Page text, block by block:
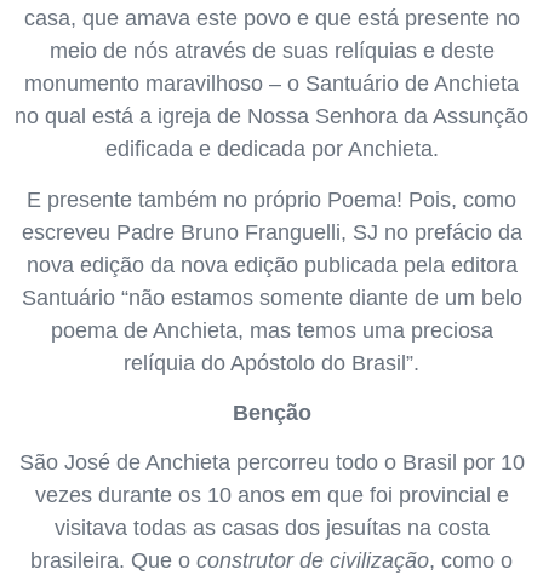
casa, que amava este povo e que está presente no
meio de nós através de suas relíquias e deste
monumento maravilhoso – o Santuário de Anchieta
no qual está a igreja de Nossa Senhora da Assunção
edificada e dedicada por Anchieta.
E presente também no próprio Poema! Pois, como
escreveu Padre Bruno Franguelli, SJ no prefácio da
nova edição da nova edição publicada pela editora
Santuário “não estamos somente diante de um belo
poema de Anchieta, mas temos uma preciosa
relíquia do Apóstolo do Brasil”.
Benção
São José de Anchieta percorreu todo o Brasil por 10
vezes durante os 10 anos em que foi provincial e
visitava todas as casas dos jesuítas na costa
brasileira. Que o construtor de civilização, como o